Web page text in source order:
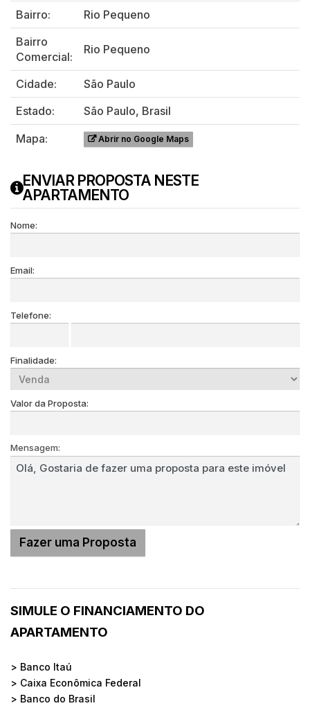
Bairro:
Rio Pequeno
Bairro
Comercial:
Rio Pequeno
Cidade:
São Paulo
Estado:
São Paulo, Brasil
Mapa:
Abrir no Google Maps
ENVIAR PROPOSTA NESTE
APARTAMENTO
Nome:
Email:
Telefone:
Finalidade:
Valor da Proposta:
Mensagem:
SIMULE O FINANCIAMENTO DO
APARTAMENTO
> Banco Itaú
> Caixa Econômica Federal
> Banco do Brasil